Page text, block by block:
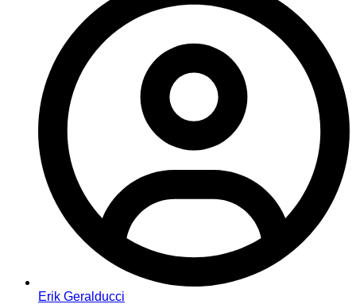
Erik Geralducci